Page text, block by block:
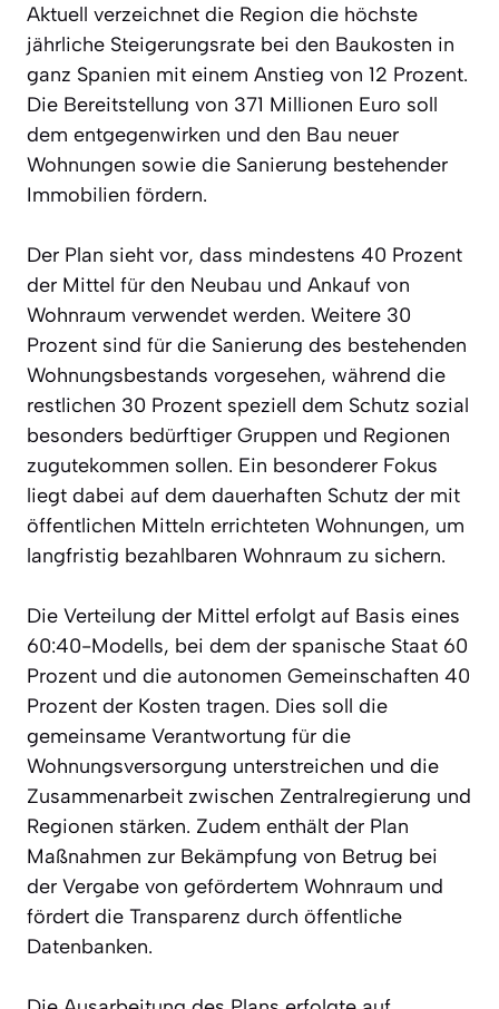
Aktuell verzeichnet die Region die höchste
jährliche Steigerungsrate bei den Baukosten in
ganz Spanien mit einem Anstieg von 12 Prozent.
Die Bereitstellung von 371 Millionen Euro soll
dem entgegenwirken und den Bau neuer
Wohnungen sowie die Sanierung bestehender
Immobilien fördern.
Der Plan sieht vor, dass mindestens 40 Prozent
der Mittel für den Neubau und Ankauf von
Wohnraum verwendet werden. Weitere 30
Prozent sind für die Sanierung des bestehenden
Wohnungsbestands vorgesehen, während die
restlichen 30 Prozent speziell dem Schutz sozial
besonders bedürftiger Gruppen und Regionen
zugutekommen sollen. Ein besonderer Fokus
liegt dabei auf dem dauerhaften Schutz der mit
öffentlichen Mitteln errichteten Wohnungen, um
langfristig bezahlbaren Wohnraum zu sichern.
Die Verteilung der Mittel erfolgt auf Basis eines
60:40-Modells, bei dem der spanische Staat 60
Prozent und die autonomen Gemeinschaften 40
Prozent der Kosten tragen. Dies soll die
gemeinsame Verantwortung für die
Wohnungsversorgung unterstreichen und die
Zusammenarbeit zwischen Zentralregierung und
Regionen stärken. Zudem enthält der Plan
Maßnahmen zur Bekämpfung von Betrug bei
der Vergabe von gefördertem Wohnraum und
fördert die Transparenz durch öffentliche
Datenbanken.